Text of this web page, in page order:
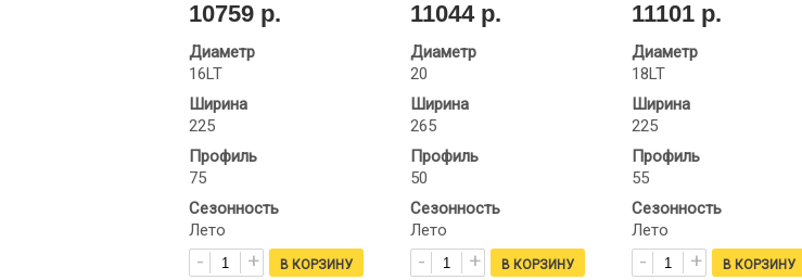
10759 р.
Диаметр
16LT
Ширина
225
Профиль
75
Сезонность
Лето
11044 р.
Диаметр
20
Ширина
265
Профиль
50
Сезонность
Лето
11101 р.
Диаметр
18LT
Ширина
225
Профиль
55
Сезонность
Лето